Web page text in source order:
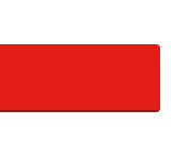
ことにもっと感